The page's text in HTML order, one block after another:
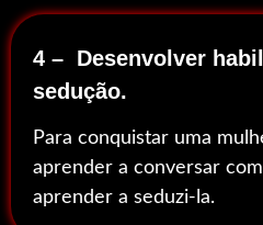
4 – Desenvolver
sedução.
Para conquistar uma
aprender a conversar
aprender a seduzi-la.